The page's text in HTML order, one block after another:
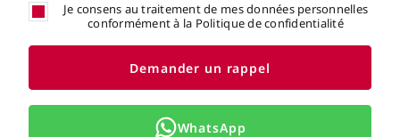
Je consens au traitement de mes données personnelles
conformément à la Politique de confidentialité
Demander un rappel
WhatsApp